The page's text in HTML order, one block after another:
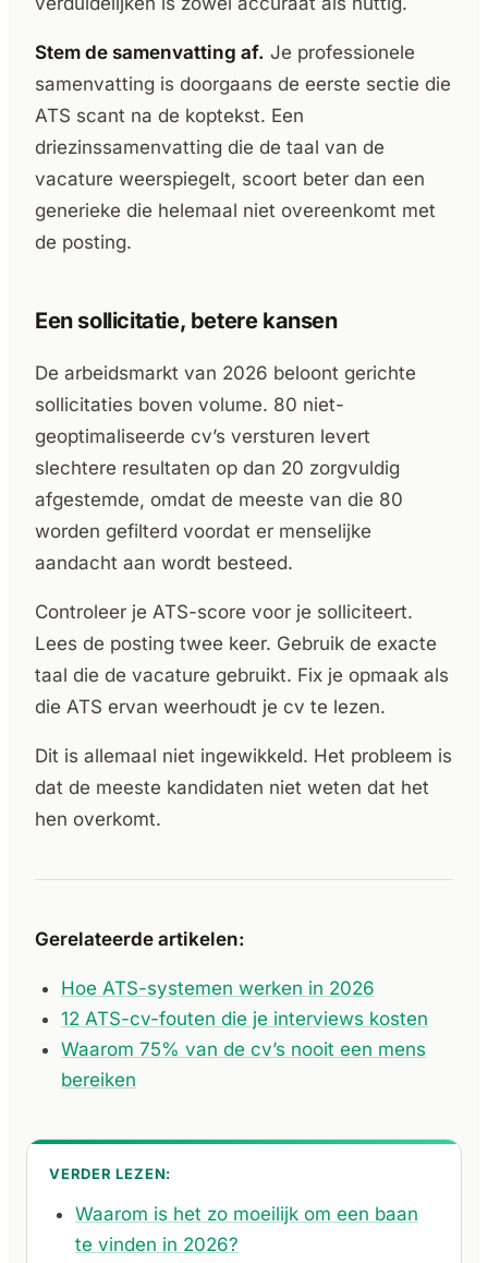
Stem de samenvatting af. Je professionele
samenvatting is doorgaans de eerste sectie die
ATS scant na de koptekst. Een
driezinssamenvatting die de taal van de
vacature weerspiegelt, scoort beter dan een
generieke die helemaal niet overeenkomt met
de posting.
Een sollicitatie, betere kansen
De arbeidsmarkt van 2026 beloont gerichte
sollicitaties boven volume. 80 niet-
geoptimaliseerde cv’s versturen levert
slechtere resultaten op dan 20 zorgvuldig
afgestemde, omdat de meeste van die 80
worden gefilterd voordat er menselijke
aandacht aan wordt besteed.
Controleer je ATS-score voor je solliciteert.
Lees de posting twee keer. Gebruik de exacte
taal die de vacature gebruikt. Fix je opmaak als
die ATS ervan weerhoudt je cv te lezen.
Dit is allemaal niet ingewikkeld. Het probleem is
dat de meeste kandidaten niet weten dat het
hen overkomt.
Gerelateerde artikelen:
Hoe ATS-systemen werken in 2026
12 ATS-cv-fouten die je interviews kosten
Waarom 75% van de cv’s nooit een mens
bereiken
VERDER LEZEN:
Waarom is het zo moeilijk om een baan
te vinden in 2026?